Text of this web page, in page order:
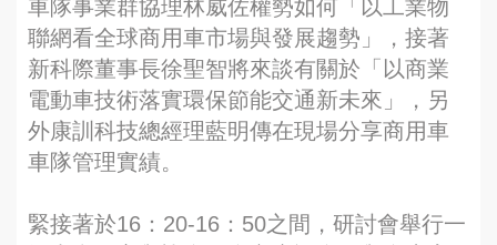
車隊事業群協理林威佐權勢如何「以工業物
聯網看全球商用車市場與發展趨勢」，接著
新科際董事長徐聖智將來談有關於「以商業
電動車技術落實環保節能交通新未來」，另
外康訓科技總經理藍明傳在現場分享商用車
車隊管理實績。
緊接著於16：20-16：50之間，研討會舉行一